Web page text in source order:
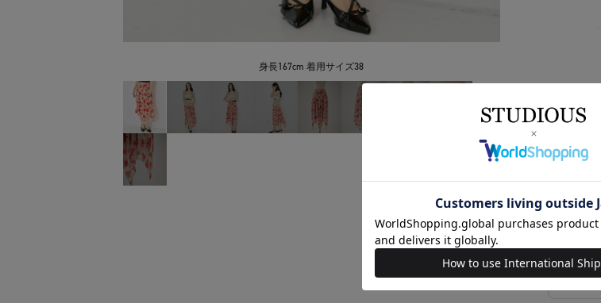
身長167cm 着用サイズ38